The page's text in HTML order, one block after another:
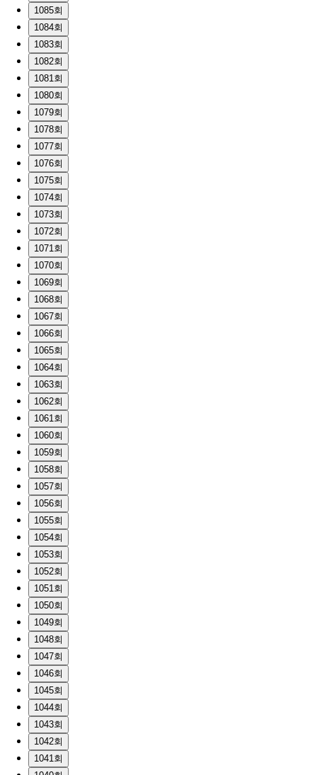
1085회
1084회
1083회
1082회
1081회
1080회
1079회
1078회
1077회
1076회
1075회
1074회
1073회
1072회
1071회
1070회
1069회
1068회
1067회
1066회
1065회
1064회
1063회
1062회
1061회
1060회
1059회
1058회
1057회
1056회
1055회
1054회
1053회
1052회
1051회
1050회
1049회
1048회
1047회
1046회
1045회
1044회
1043회
1042회
1041회